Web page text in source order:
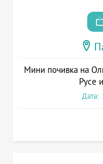
Мини почивка на
Русе
Дата: